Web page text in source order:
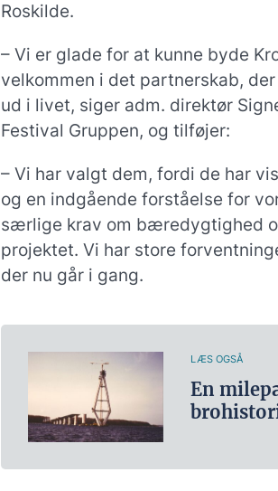
Roskilde.
– Vi er glade for at kunne byde
velkommen i det partnerskab,
ud i livet, siger adm. direktør
Festival Gruppen, og tilføjer:
– Vi har valgt dem, fordi de har
og en indgående forståelse for
særlige krav om bæredygtighed
projektet. Vi har store
der nu går i gang.
LÆS OGSÅ
En